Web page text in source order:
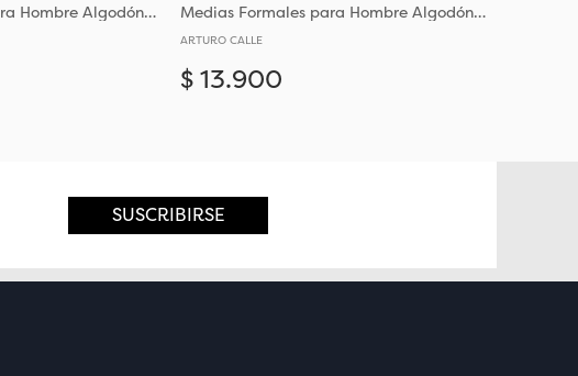
Medias Formales para Hombre Algodón y Poliéster Medias Formales para Hombre Algodón y Poliéster
ARTURO CALLE
$ 13.900
SUSCRIBIRSE